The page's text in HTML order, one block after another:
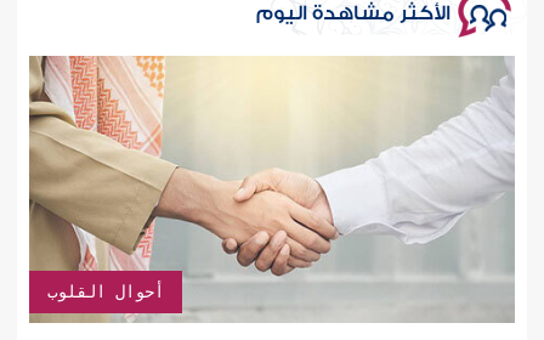
الأكثر مشاهدة اليوم
أحوال القلوب